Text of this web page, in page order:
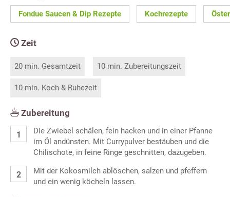
Fondue Saucen & Dip Rezepte Kochrezepte
Zeit
20 min. Gesamtzeit 10 min. Zubereitungszeit
10 min. Koch & Ruhezeit
Zubereitung
Die Zwiebel schälen, fein hacken und in einer Pfanne
im Öl andünsten. Mit Currypulver bestäuben und die
Chilischote, in feine Ringe geschnitten, dazugeben.
Mit der Kokosmilch ablöschen, salzen und pfeffern
und ein wenig köcheln lassen.